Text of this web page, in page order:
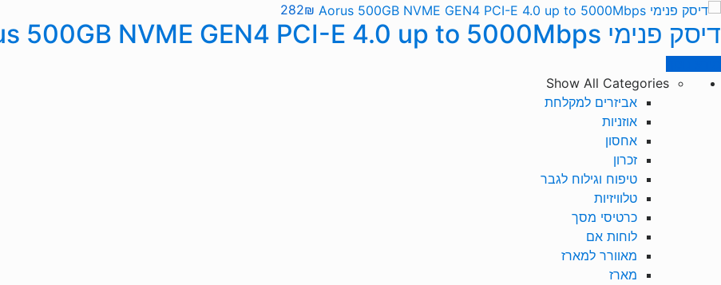
282₪
דיסק פנימי Aorus 500GB NVME GEN4 PCI-E 4.0 up to 5000Mbps
Show All Categories
אביזרים למקלחת
אוזניות
אחסון
זכרון
טיפוח וגילוח לגבר
טלוויזיות
כרטיסי מסך
לוחות אם
מאוורר למארז
מארז